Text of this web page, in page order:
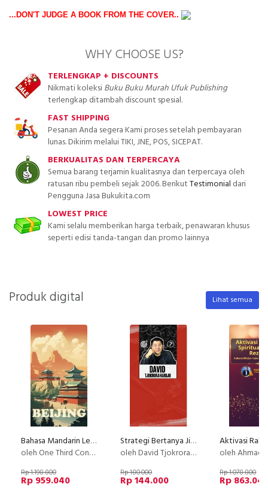
...DON'T JUDGE A BOOK FROM THE COVER..
WHY CHOOSE US?
TERLENGKAP + DISCOUNTS
Nikmati koleksiBuku Buku Murah Ufuk Publishing
terlengkap ditambah discount spesial.
FAST SHIPPING
Pesanan Anda segera Kami proses setelah pembayaran
lunas. Dikirim melalui TIKI, JNE, POS, SICEPAT.
BERKUALITAS DAN TERPERCAYA
Semua barang terjamin kualitasnya dan terpercaya oleh
ratusan ribu pembeli sejak 2006. BerikutTestimonial dari
Pengguna Jasa Bukukita.com
LOWEST PRICE
Kami selalu memberikan harga terbaik, penawaran khusus
seperti edisi tanda-tangan dan promo lainnya
Produk digital Lihat semua
Bahasa Mandarin Level 1
oleh One Third Consulting & Abroad
Rp 1.198.800
Rp 959.040
Strategi Bertanya Jitu
oleh David Tjokrorahardjo
Rp 180.000
Rp 144.000
oleh Ahmad
Rp 1.078.800
Rp